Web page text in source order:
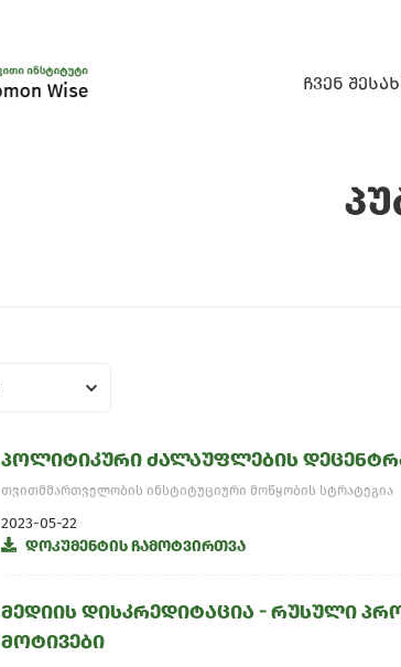
ჩვენ
პოლიტიკური ძალაუფლების
თვითმმართველობის ინსტიტუციური მოწყობის სტრატეგია
2023-05-22
დოკუმენტის ჩამოტვირთვა
მედიის დისკრედიტაცია - რუსული
მოტივები